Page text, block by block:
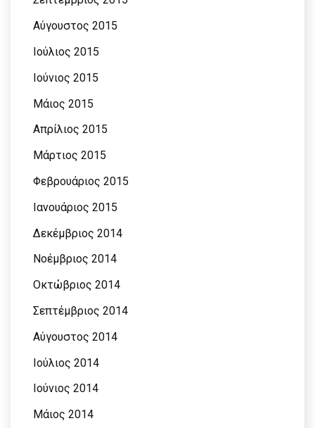
Αύγουστος 2015
Ιούλιος 2015
Ιούνιος 2015
Μάιος 2015
Απρίλιος 2015
Μάρτιος 2015
Φεβρουάριος 2015
Ιανουάριος 2015
Δεκέμβριος 2014
Νοέμβριος 2014
Οκτώβριος 2014
Σεπτέμβριος 2014
Αύγουστος 2014
Ιούλιος 2014
Ιούνιος 2014
Μάιος 2014